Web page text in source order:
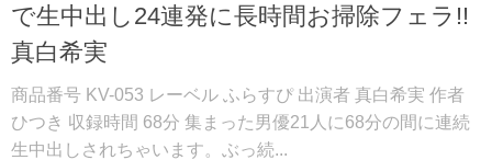
で生中出し24連発に長時間お掃除フェラ!!
真白希実
商品番号 KV-053 レーベル ふらすぴ 出演者 真白希実 作者
ひつき 収録時間 68分 集まった男優21人に68分の間に連続
生中出しされちゃいます。ぶっ続...